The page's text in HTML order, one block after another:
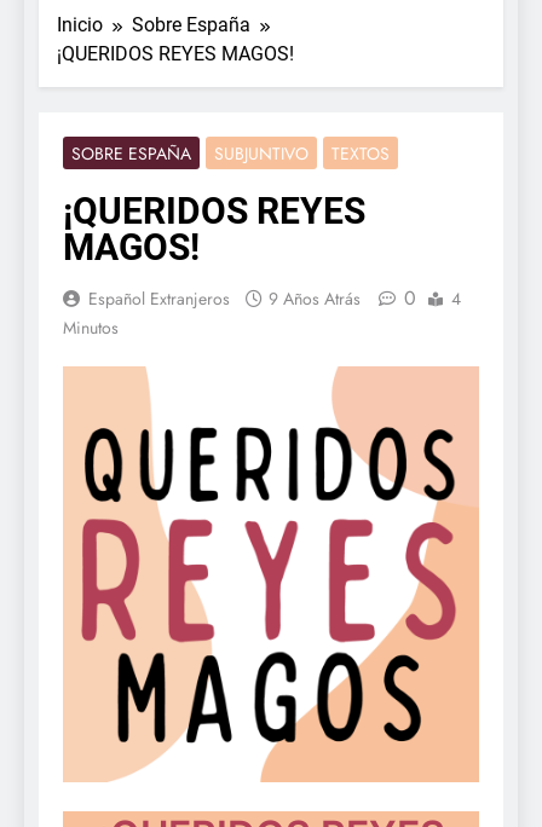
Inicio
Sobre España
¡QUERIDOS REYES MAGOS!
SOBRE ESPAÑA SUBJUNTIVO TEXTOS
¡QUERIDOS REYES
MAGOS!
Español Extranjeros 9 Años Atrás 0
4
Minutos